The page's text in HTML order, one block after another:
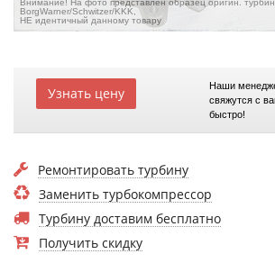
Внимание! На фото представлен образец оригин.
BorgWarner/Schwitzer/KKK,
НЕ идентичный данному товару
Узнать цену
Наши
свяжутся с
быстро!
Ремонтировать турбину
Заменить турбокомпрессор
Турбину доставим бесплатно
Получить скидку